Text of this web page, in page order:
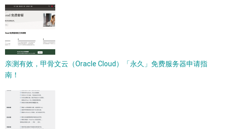
亲测有效，甲骨文云（Oracle Cloud）「永久」免费服务器申请指
南！